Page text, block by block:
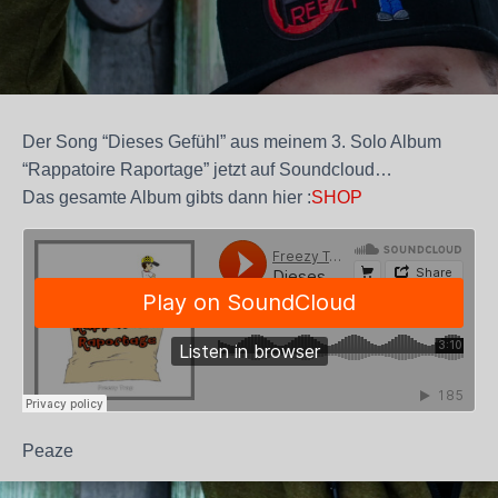
Der Song “Dieses Gefühl” aus meinem 3. Solo Album
“Rappatoire Raportage” jetzt auf Soundcloud…
Das gesamte Album gibts dann hier :SHOP
Peaze